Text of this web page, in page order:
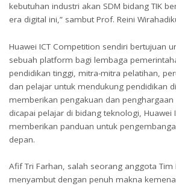
kebutuhan industri akan SDM bidang TIK
era digital ini,” sambut Prof. Reini
Huawei ICT Competition sendiri bertujuan
sebuah platform bagi lembaga
pendidikan tinggi, mitra-mitra pelatihan,
dan pelajar untuk mendukung pendidikan
memberikan pengakuan dan
dicapai pelajar di bidang teknologi, Huawei
memberikan panduan untuk
depan.
Afif Tri Farhan, salah seorang anggota Tim
menyambut dengan penuh makna